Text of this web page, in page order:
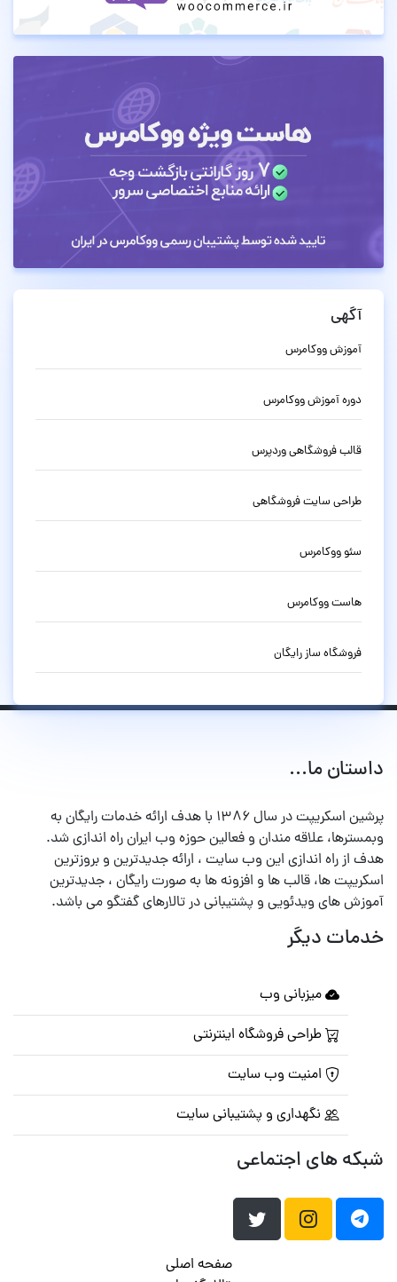
آگهی
آموزش ووکامرس
دوره آموزش ووکامرس
قالب فروشگاهی وردپرس
طراحی سایت فروشگاهی
سئو ووکامرس
هاست ووکامرس
فروشگاه ساز رایگان
داستان ما...
پرشین اسکریپت در سال ۱۳۸۶ با هدف ارائه خدمات رایگان به
وبمسترها، علاقه مندان و فعالین حوزه وب ایران راه اندازی شد.
هدف از راه اندازی این وب سایت ، ارائه جدیدترین و بروزترین
اسکریپت ها، قالب ها و افزونه ها به صورت رایگان ، جدیدترین
آموزش های ویدئویی و پشتیبانی در تالارهای گفتگو می باشد.
خدمات دیگر
میزبانی وب
طراحی فروشگاه اینترنتی
امنیت وب سایت
نگهداری و پشتیبانی سایت
شبکه های اجتماعی
صفحه اصلی